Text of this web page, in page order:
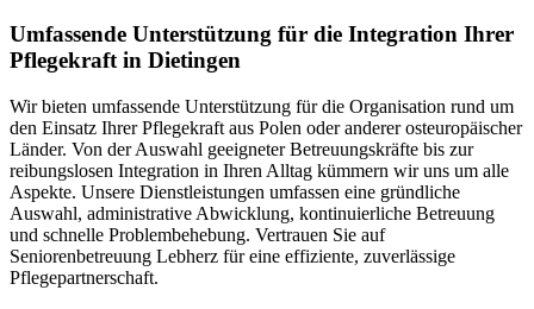
Umfassende Unterstützung für die Integration Ihrer
Pflegekraft in Dietingen
Wir bieten umfassende Unterstützung für die Organisation rund um
den Einsatz Ihrer Pflegekraft aus Polen oder anderer osteuropäischer
Länder. Von der Auswahl geeigneter Betreuungskräfte bis zur
reibungslosen Integration in Ihren Alltag kümmern wir uns um alle
Aspekte. Unsere Dienstleistungen umfassen eine gründliche
Auswahl, administrative Abwicklung, kontinuierliche Betreuung
und schnelle Problembehebung. Vertrauen Sie auf
Seniorenbetreuung Lebherz für eine effiziente, zuverlässige
Pflegepartnerschaft.